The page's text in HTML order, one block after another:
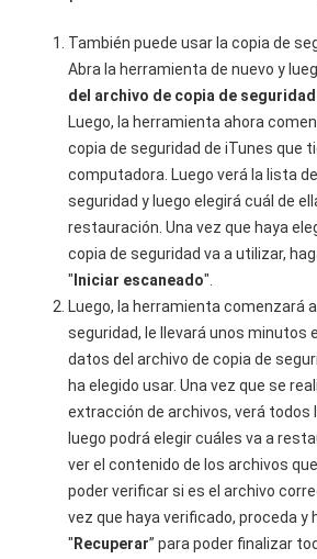
También puede usar la copia de
Abra la herramienta de nuevo y
del archivo de copia de
Luego, la herramienta ahora
copia de seguridad de iTunes que
computadora. Luego verá la lista
seguridad y luego elegirá cuál de
restauración. Una vez que haya
copia de seguridad va a utilizar,
" Iniciar escaneado".
Luego, la herramienta comenzará
seguridad, le llevará unos minutos
datos del archivo de copia de
ha elegido usar. Una vez que se
extracción de archivos, verá todos
luego podrá elegir cuáles va a
ver el contenido de los archivos
poder verificar si es el archivo
vez que haya verificado, proceda y
" Recuperar” para poder finalizar